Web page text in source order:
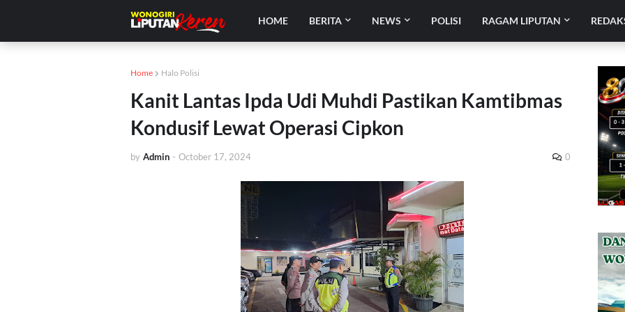
HOME BERITA NEWS POLISI RAGAM LIPUTAN
Home Halo Polisi
Kanit Lantas Ipda Udi Muhdi Pastikan Kamtibmas
Kondusif Lewat Operasi Cipkon
by Admin - October 17, 2024 0